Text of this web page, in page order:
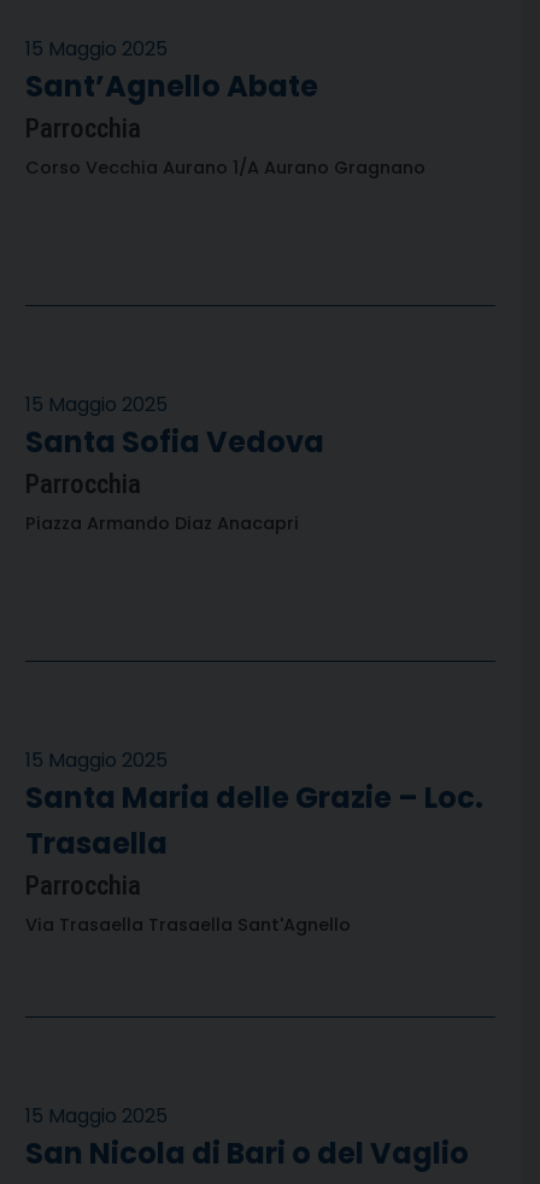
15 Maggio 2025
Sant’Agnello Abate
Parrocchia
Corso Vecchia Aurano 1/A Aurano Gragnano
15 Maggio 2025
Santa Sofia Vedova
Parrocchia
Piazza Armando Diaz Anacapri
15 Maggio 2025
Santa Maria delle Grazie – Loc.
Trasaella
Parrocchia
Via Trasaella Trasaella Sant'Agnello
15 Maggio 2025
San Nicola di Bari o del Vaglio